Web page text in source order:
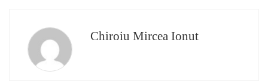
Chiroiu Mircea Ionut